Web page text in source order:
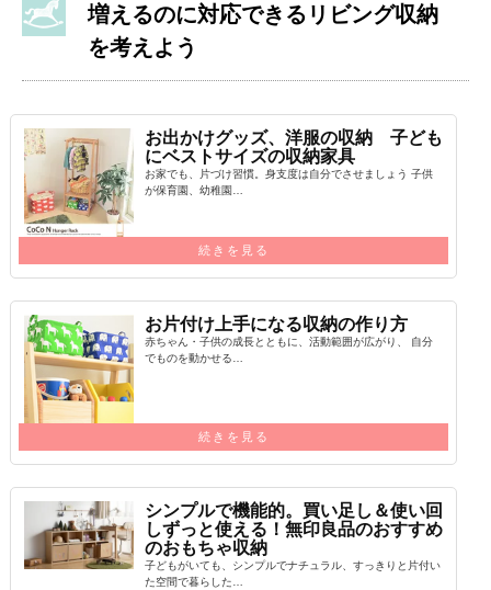
増えるのに対応できるリビング収納
を考えよう
お出かけグッズ、洋服の収納 子ども
にベストサイズの収納家具
お家でも、片づけ習慣。身支度は自分でさせましょう 子供
が保育園、幼稚園…
続きを見る
お片付け上手になる収納の作り方
赤ちゃん・子供の成長とともに、活動範囲が広がり、 自分
でものを動かせる…
続きを見る
シンプルで機能的。買い足し＆使い回
しずっと使える！無印良品のおすすめ
のおもちゃ収納
子どもがいても、シンプルでナチュラル、すっきりと片付い
た空間で暮らした…